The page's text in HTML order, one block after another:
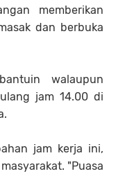
memberikan
dan berbuka
walaupun
jam 14.00 di
jam kerja ini,
"Puasa